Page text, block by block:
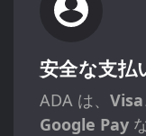
安全な支払
ADA は、 Visa
Google Pay